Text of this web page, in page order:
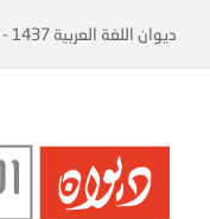
ديوان اللغة العربية 1437 - 1447